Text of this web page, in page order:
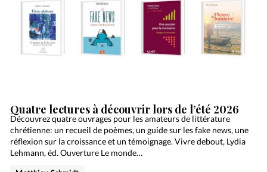
Quatre lectures à découvrir lors de l’été 2026
Découvrez quatre ouvrages pour les amateurs de littérature
chrétienne: un recueil de poèmes, un guide sur les fake news, une
réflexion sur la croissance et un témoignage. Vivre debout, Lydia
Lehmann, éd. Ouverture Le monde…